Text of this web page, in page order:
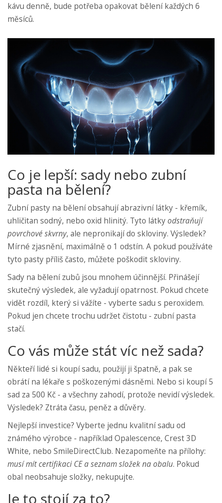
kávu denně, bude potřeba opakovat bělení každých 6
měsíců.
Co je lepší: sady nebo zubní
pasta na bělení?
Zubní pasty na bělení obsahují abrazivní látky - křemík,
uhličitan sodný, nebo oxid hlinitý. Tyto látkyodstraňují
povrchové skvrny, ale nepronikají do skloviny. Výsledek?
Mírné zjasnění, maximálně o 1 odstín. A pokud používáte
tyto pasty příliš často, můžete poškodit skloviny.
Sady na bělení zubů jsou mnohem účinnější. Přinášejí
skutečný výsledek, ale vyžadují opatrnost. Pokud chcete
vidět rozdíl, který si vážíte - vyberte sadu s peroxidem.
Pokud jen chcete trochu udržet čistotu - zubní pasta
stačí.
Co vás může stát víc než sada?
Někteří lidé si koupí sadu, použijí ji špatně, a pak se
obrátí na lékaře s poškozenými dásněmi. Nebo si koupí 5
sad za 500 Kč - a všechny zahodí, protože nevidí výsledek.
Výsledek? Ztráta času, peněz a důvěry.
Nejlepší investice? Vyberte jednu kvalitní sadu od
známého výrobce - například Opalescence, Crest 3D
White, nebo SmileDirectClub. Nezapomeňte na přílohy:
musí mít certifikaci CE a seznam složek na obalu. Pokud
obal neobsahuje složky, nekupujte.
Je to stojí za to?